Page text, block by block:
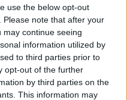
use the below opt-out
note that after your
continue seeing
information utilized by
to third parties prior to
opt-out of the further
by third parties on the
This information may
hàbits i energia diària.
da o malgastant